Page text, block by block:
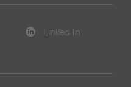
Linked In